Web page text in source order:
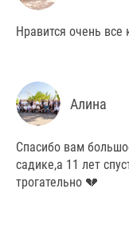
Нравится очень все
Алина
Спасибо вам
садике,а 11 лет
трогательно 💔